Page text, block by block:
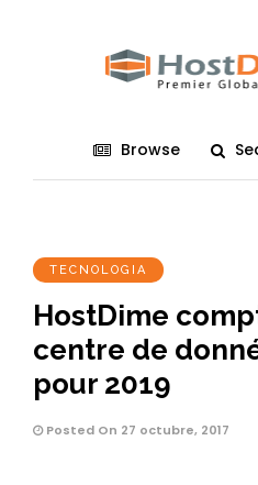
Browse
TECNOLOGIA
HostDime
centre de
pour 2019
Posted On 27 octubre, 2017